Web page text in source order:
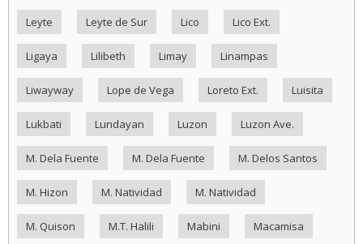
Leyte Leyte de Sur Lico Lico Ext.
Ligaya Lilibeth Limay Linampas
Liwayway Lope de Vega Loreto Ext. Luisita
Lukbati Lundayan Luzon Luzon Ave.
M. Dela Fuente M. Dela Fuente M. Delos Santos
M. Hizon M. Natividad M. Natividad
M. Quison M.T. Halili Mabini Macamisa